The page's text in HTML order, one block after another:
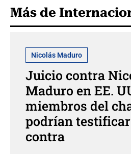
Más de
Nicolás Maduro
Juicio contra
Maduro en EE.
miembros del
podrían
contra